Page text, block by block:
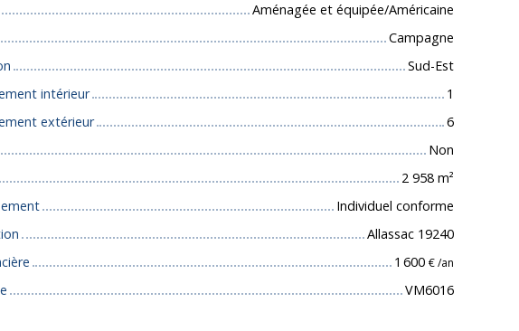
Aménagée et équipée/Américaine
Campagne
Sud-Est
intérieur
1
extérieur
6
Non
2 958 m²
Individuel conforme
Allassac 19240
1 600 € /an
VM6016